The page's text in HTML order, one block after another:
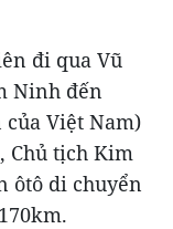
đi qua Vũ
Ninh đến
Việt Nam)
Chủ tịch Kim
ôtô di chuyển